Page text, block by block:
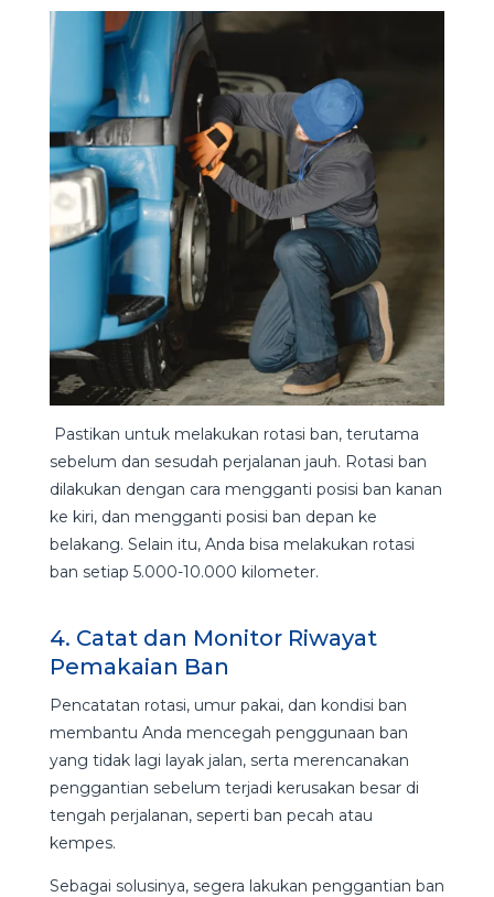
Pastikan untuk melakukan rotasi ban, terutama
sebelum dan sesudah perjalanan jauh. Rotasi ban
dilakukan dengan cara mengganti posisi ban kanan
ke kiri, dan mengganti posisi ban depan ke
belakang. Selain itu, Anda bisa melakukan rotasi
ban setiap 5.000-10.000 kilometer.
4. Catat dan Monitor Riwayat
Pemakaian Ban
Pencatatan rotasi, umur pakai, dan kondisi ban
membantu Anda mencegah penggunaan ban
yang tidak lagi layak jalan, serta merencanakan
penggantian sebelum terjadi kerusakan besar di
tengah perjalanan, seperti ban pecah atau
kempes.
Sebagai solusinya, segera lakukan penggantian ban